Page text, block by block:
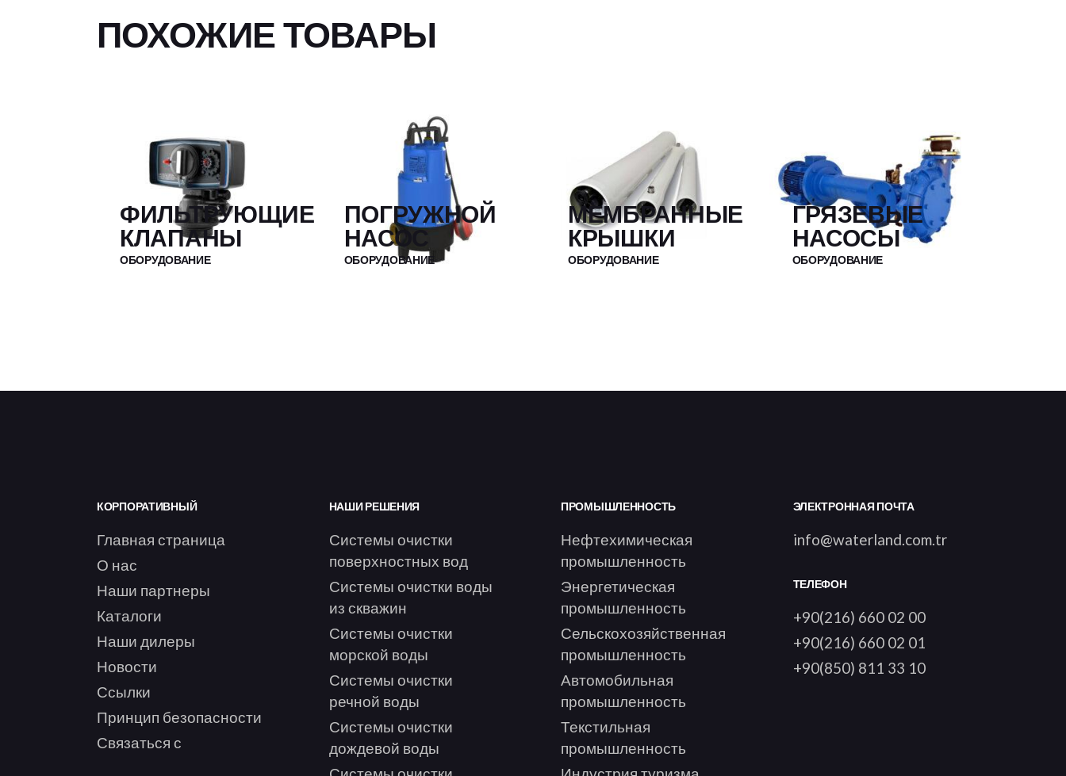
ПОХОЖИЕ ТОВАРЫ
ФИЛЬТРУЮЩИЕ
КЛАПАНЫ
ОБОРУДОВАНИЕ
ПОГРУЖНОЙ
НАСОС
ОБОРУДОВАНИЕ
МЕМБРАННЫЕ
КРЫШКИ
ОБОРУДОВАНИЕ
ГРЯЗЕВЫЕ
НАСОСЫ
ОБОРУДОВАНИЕ
КОРПОРАТИВНЫЙ
Главная страница
О нас
Наши партнеры
Каталоги
Наши дилеры
Новости
Ссылки
Принцип безопасности
Связаться с
НАШИ РЕШЕНИЯ
Системы очистки
поверхностных вод
Системы очистки воды
из скважин
Системы очистки
морской воды
Системы очистки
речной воды
Системы очистки
дождевой воды
ПРОМЫШЛЕННОСТЬ
Нефтехимическая
промышленность
Энергетическая
промышленность
Сельскохозяйственная
промышленность
Автомобильная
промышленность
Текстильная
промышленность
ЭЛЕКТРОННАЯ ПОЧТА
info@waterland.com.tr
ТЕЛЕФОН
+90(216) 660 02 00
+90(216) 660 02 01
+90(850) 811 33 10